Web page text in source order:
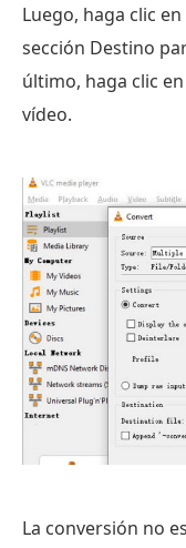
Luego, haga clic
sección Destino
último, haga clic
vídeo.
La conversión no